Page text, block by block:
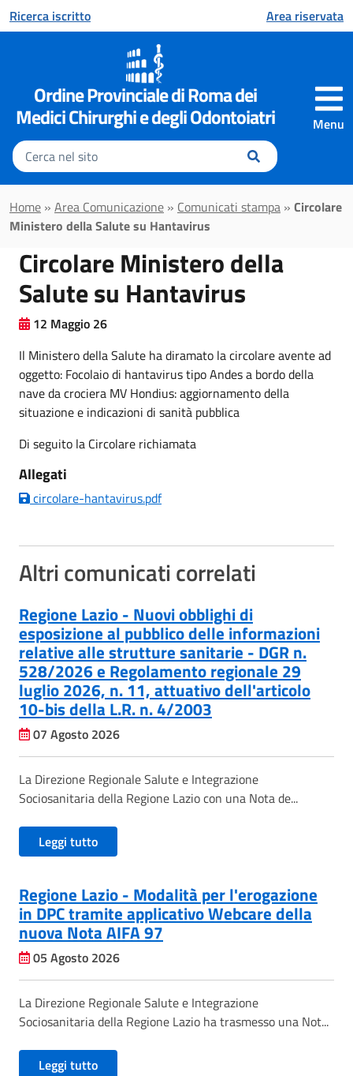
al contenuto principale
Ricerca iscritto Area riservata
Menu
Ordine Provinciale di Roma dei
Medici Chirurghi e degli Odontoiatri
Inserisci
il
testo
da
cercare
Home » Area Comunicazione » Comunicati stampa » Circolare
Ministero della Salute su Hantavirus
Circolare Ministero della
Salute su Hantavirus
12 Maggio 26
Il Ministero della Salute ha diramato la circolare avente ad
oggetto: Focolaio di hantavirus tipo Andes a bordo della
nave da crociera MV Hondius: aggiornamento della
situazione e indicazioni di sanità pubblica
Di seguito la Circolare richiamata
Allegati
circolare-hantavirus.pdf
Altri comunicati correlati
Regione Lazio - Nuovi obblighi di
esposizione al pubblico delle informazioni
relative alle strutture sanitarie - DGR n.
528/2026 e Regolamento regionale 29
luglio 2026, n. 11, attuativo dell'articolo
10-bis della L.R. n. 4/2003
07 Agosto 2026
La Direzione Regionale Salute e Integrazione
Sociosanitaria della Regione Lazio con una Nota de...
Leggi tutto
Regione Lazio - Modalità per l'erogazione
in DPC tramite applicativo Webcare della
nuova Nota AIFA 97
05 Agosto 2026
La Direzione Regionale Salute e Integrazione
Sociosanitaria della Regione Lazio ha trasmesso una Not...
Leggi tutto